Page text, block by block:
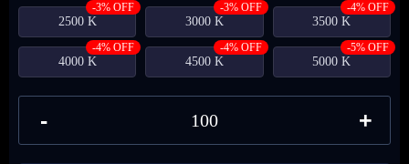
2500 K
-3% OFF
3000 K
-3% OFF
3500 K
-4% OFF
4000 K
-4% OFF
4500 K
-4% OFF
5000 K
-5% OFF
- +